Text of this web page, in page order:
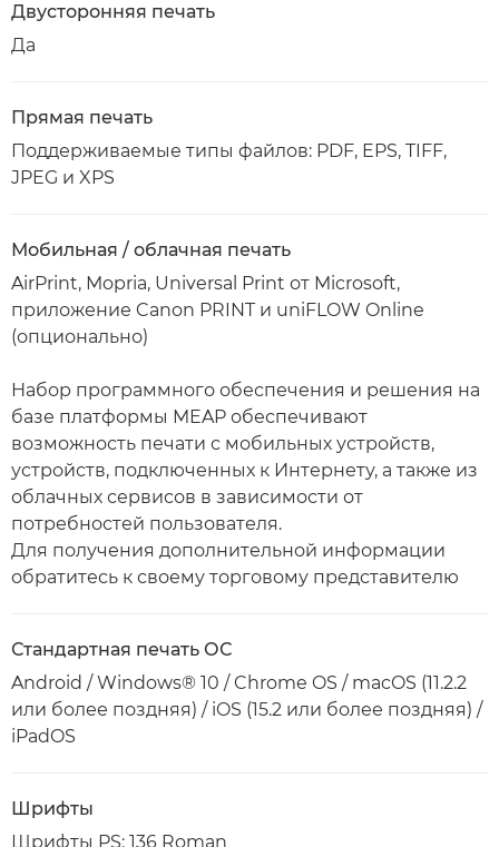
Двусторонняя печать
Да
Прямая печать
Поддерживаемые типы файлов: PDF, EPS, TIFF,
JPEG и XPS
Мобильная / облачная печать
AirPrint, Mopria, Universal Print от Microsoft,
приложение Canon PRINT и uniFLOW Online
(опционально)
Набор программного обеспечения и решения на
базе платформы MEAP обеспечивают
возможность печати с мобильных устройств,
устройств, подключенных к Интернету, а также из
облачных сервисов в зависимости от
потребностей пользователя.
Для получения дополнительной информации
обратитесь к своему торговому представителю
Стандартная печать ОС
Android / Windows® 10 / Chrome OS / macOS (11.2.2
или более поздняя) / iOS (15.2 или более поздняя) /
iPadOS
Шрифты
Шрифты PS: 136 Roman